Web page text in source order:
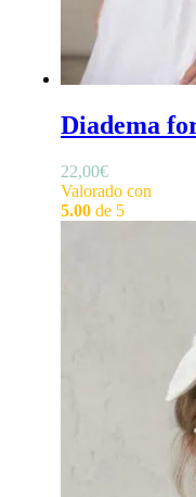
22,00€
Valorado con
5.00de 5